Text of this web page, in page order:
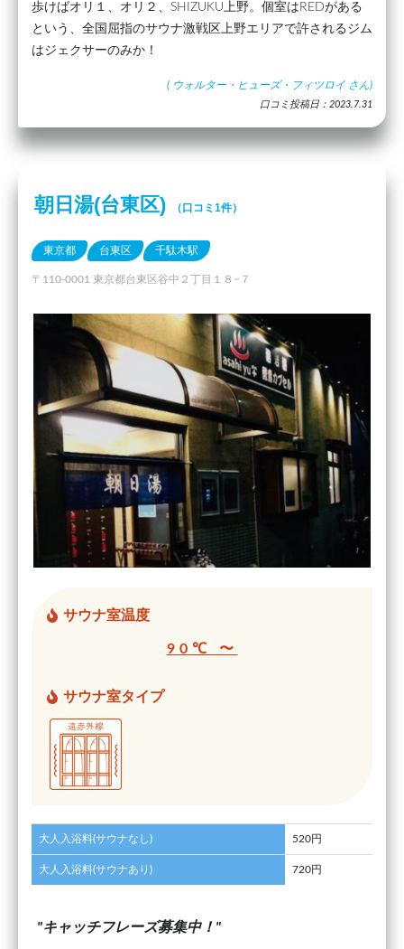
歩けばオリ１、オリ２、SHIZUKU上野。個室はREDがある
という、全国屈指のサウナ激戦区上野エリアで許されるジム
はジェクサーのみか！
( ウォルター・ヒューズ・フィツロイ さん)
口コミ投稿日：2023.7.31
朝日湯(台東区) （口コミ1件）
東京都 台東区 千駄木駅
〒110-0001 東京都台東区谷中２丁目１８−７
サウナ室温度
90℃ 〜
サウナ室タイプ
大人入浴料(サウナなし) 520円
大人入浴料(サウナあり) 720円
キャッチフレーズ募集中！